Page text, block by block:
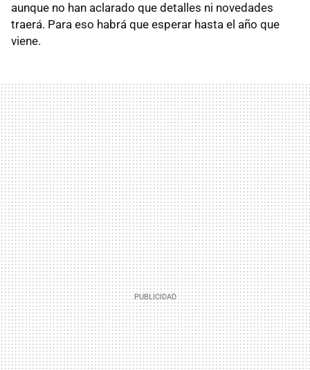
aunque no han aclarado que detalles ni novedades
traerá. Para eso habrá que esperar hasta el año que
viene.